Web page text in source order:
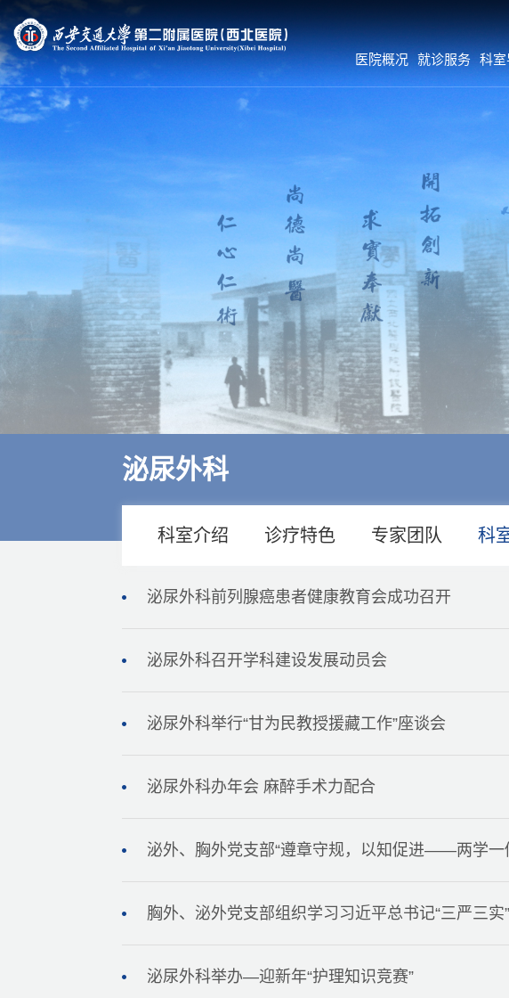
医院概况
医保服务
护理到家
就诊须知
就医流程
多学科诊疗
特色医疗
住院指南
病院•中心
外科系统
医技•平台
病院•中心
医院概况 就诊服务 科
泌尿外科
科室介绍 诊疗特色 专家团队 科
泌尿外科前列腺癌患者健康教育会成功召开
泌尿外科召开学科建设发展动员会
泌尿外科举行“甘为民教授援藏工作”座谈会
泌尿外科办年会 麻醉手术力配合
泌外、胸外党支部“遵章守规，以知促进——两学一
胸外、泌外党支部组织学习习近平总书记“三严三
泌尿外科举办—迎新年“护理知识竞赛”